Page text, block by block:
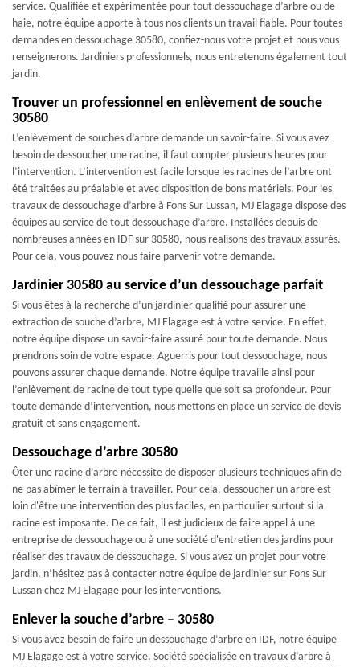
service. Qualifiée et expérimentée pour tout dessouchage d’arbre ou de
haie, notre équipe apporte à tous nos clients un travail fiable. Pour toutes
demandes en dessouchage 30580, confiez-nous votre projet et nous vous
renseignerons. Jardiniers professionnels, nous entretenons également tout
jardin.
Trouver un professionnel en enlèvement de souche
30580
L’enlèvement de souches d’arbre demande un savoir-faire. Si vous avez
besoin de dessoucher une racine, il faut compter plusieurs heures pour
l’intervention. L’intervention est facile lorsque les racines de l’arbre ont
été traitées au préalable et avec disposition de bons matériels. Pour les
travaux de dessouchage d’arbre à Fons Sur Lussan, MJ Elagage dispose des
équipes au service de tout dessouchage d’arbre. Installées depuis de
nombreuses années en IDF sur 30580, nous réalisons des travaux assurés.
Pour cela, vous pouvez nous faire parvenir votre demande.
Jardinier 30580 au service d’un dessouchage parfait
Si vous êtes à la recherche d’un jardinier qualifié pour assurer une
extraction de souche d’arbre, MJ Elagage est à votre service. En effet,
notre équipe dispose un savoir-faire assuré pour toute demande. Nous
prendrons soin de votre espace. Aguerris pour tout dessouchage, nous
pouvons assurer chaque demande. Notre équipe travaille ainsi pour
l’enlèvement de racine de tout type quelle que soit sa profondeur. Pour
toute demande d’intervention, nous mettons en place un service de devis
gratuit et sans engagement.
Dessouchage d’arbre 30580
Ôter une racine d’arbre nécessite de disposer plusieurs techniques afin de
ne pas abîmer le terrain à travailler. Pour cela, dessoucher un arbre est
loin d'être une intervention des plus faciles, en particulier surtout si la
racine est imposante. De ce fait, il est judicieux de faire appel à une
entreprise de dessouchage ou à une société d'entretien des jardins pour
réaliser des travaux de dessouchage. Si vous avez un projet pour votre
jardin, n’hésitez pas à contacter notre équipe de jardinier sur Fons Sur
Lussan chez MJ Elagage pour les interventions.
Enlever la souche d’arbre – 30580
Si vous avez besoin de faire un dessouchage d’arbre en IDF, notre équipe
MJ Elagage est à votre service. Société spécialisée en travaux d’arbre à